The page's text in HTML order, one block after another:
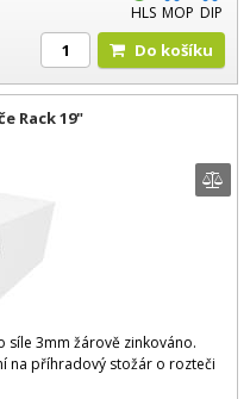
HLS MOP DIP
Do košíku
Rack 19"
síle 3mm žárově zinkováno.
na příhradový stožár o rozteči